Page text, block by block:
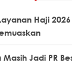
Haji 2026
Jadi PR